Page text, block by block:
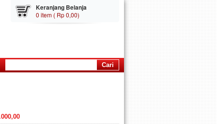
Keranjang Belanja
0 item ( Rp 0,00)